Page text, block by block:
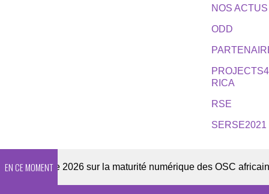
NOS ACTUS
ODD
RICA
RSE
SERSE2021
EN CE MOMENT2026 sur la maturité numérique des OSC africaines